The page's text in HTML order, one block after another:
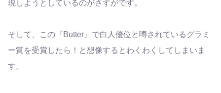
現しようとしているのがさすがです。
そして、この『Butter』で白人優位と噂されているグラミ
ー賞を受賞したら！と想像するとわくわくしてしまいま
す。